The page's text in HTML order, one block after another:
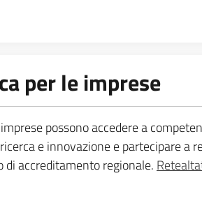
per le imprese
possono accedere a
e innovazione e partecipare a
di accreditamento regionale.